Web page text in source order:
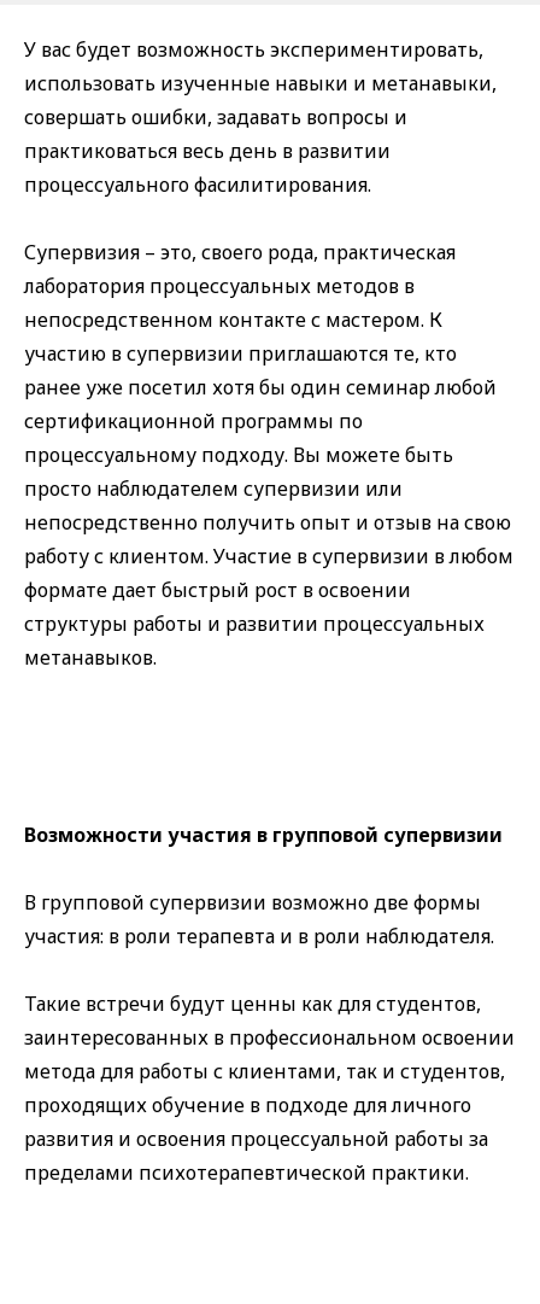
У вас будет возможность экспериментировать,
использовать изученные навыки и метанавыки,
совершать ошибки, задавать вопросы и
практиковаться весь день в развитии
процессуального фасилитирования.
Супервизия – это, своего рода, практическая
лаборатория процессуальных методов в
непосредственном контакте с мастером. К
участию в супервизии приглашаются те, кто
ранее уже посетил хотя бы один семинар любой
сертификационной программы по
процессуальному подходу. Вы можете быть
просто наблюдателем супервизии или
непосредственно получить опыт и отзыв на свою
работу с клиентом. Участие в супервизии в любом
формате дает быстрый рост в освоении
структуры работы и развитии процессуальных
метанавыков.
Возможности участия в групповой супервизии
В групповой супервизии возможно две формы
участия: в роли терапевта и в роли наблюдателя.
Такие встречи будут ценны как для студентов,
заинтересованных в профессиональном освоении
метода для работы с клиентами, так и студентов,
проходящих обучение в подходе для личного
развития и освоения процессуальной работы за
пределами психотерапевтической практики.